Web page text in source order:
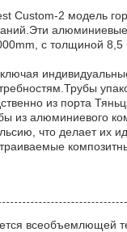
Custom-2 модель
с толщиной
из порта
из алюминиевого
что делает их
всеобъемлющей